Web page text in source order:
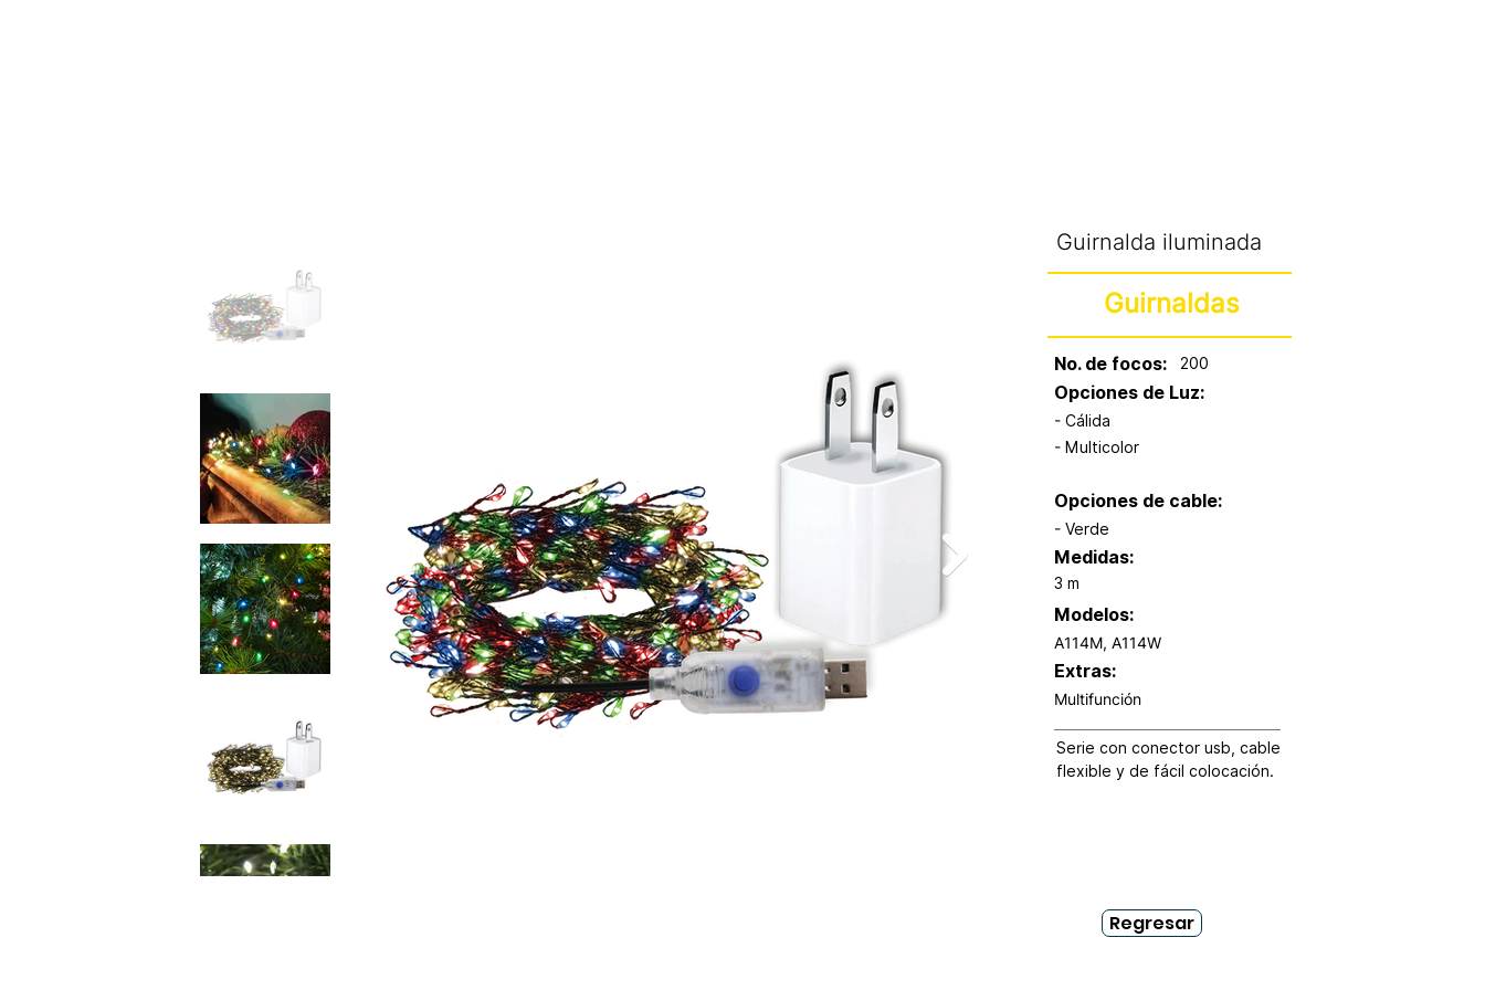
Guirnalda iluminada
Guirnaldas
No. de focos: 200
Opciones de Luz:
- Cálida
- Multicolor
Opciones de cable:
- Verde
Medidas:
3 m
Modelos:
A114M, A114W
Extras:
Multifunción
Serie con conector usb, cable
flexible y de fácil colocación.
Regresar